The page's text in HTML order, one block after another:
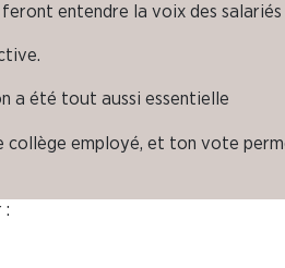
entendre la voix des salariés
a été tout aussi essentielle
collège employé, et ton vote
: